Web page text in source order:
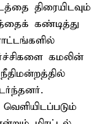
திரையிடவும்
கண்டித்து
கமலின்